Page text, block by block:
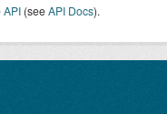
API (seeAPI Docs).